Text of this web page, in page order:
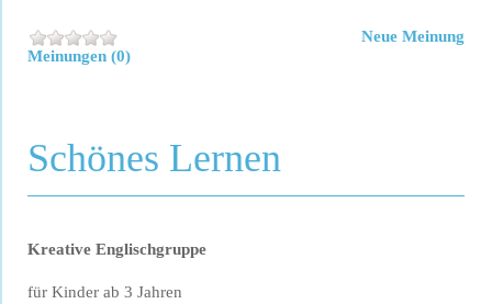
Meinungen (0)
Neue Meinung
Schönes Lernen
Kreative Englischgruppe
für Kinder ab 3 Jahren